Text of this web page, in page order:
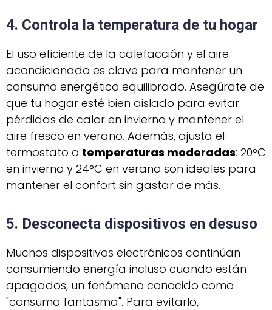
4. Controla la temperatura de tu hogar
El uso eficiente de la calefacción y el aire
acondicionado es clave para mantener un
consumo energético equilibrado. Asegúrate de
que tu hogar esté bien aislado para evitar
pérdidas de calor en invierno y mantener el
aire fresco en verano. Además, ajusta el
termostato a temperaturas moderadas: 20°C
en invierno y 24°C en verano son ideales para
mantener el confort sin gastar de más.
5. Desconecta dispositivos en desuso
Muchos dispositivos electrónicos continúan
consumiendo energía incluso cuando están
apagados, un fenómeno conocido como
"consumo fantasma". Para evitarlo,